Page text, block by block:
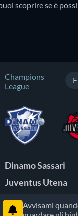
scoprire se è
Champions
League
Dinamo Sassari
Juventus Utena
Avvisami